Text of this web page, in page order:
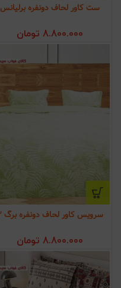
ست کاور لحاف دونفره برلیانس
8.800.000 تومان
سرویس کاور لحاف دونفره برگ 2
8.800.000 تومان